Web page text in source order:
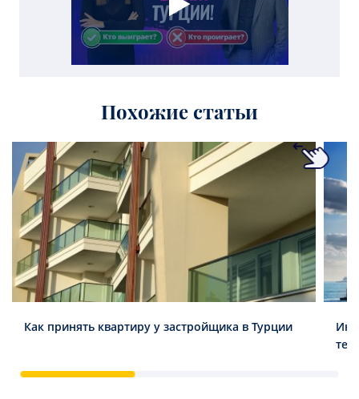
Похожие статьи
Как принять квартиру у застройщика в Турции